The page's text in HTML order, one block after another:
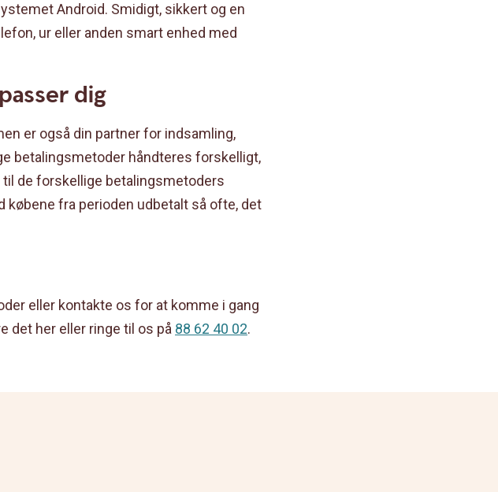
Android. Smidigt, sikkert og en
ur eller anden smart enhed med
dig
er også din partner for indsamling,
betalingsmetoder håndteres forskelligt,
de forskellige betalingsmetoders
købene fra perioden udbetalt så ofte, det
eller kontakte os for at komme i gang
det her eller ringe til os på 88 62 40 02.